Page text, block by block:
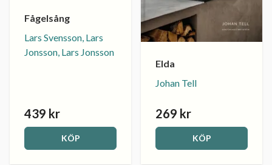
Fågelsång
Lars Svensson, Lars
Jonsson, Lars Jonsson
439 kr
KÖP
Elda
Johan Tell
269 kr
KÖP